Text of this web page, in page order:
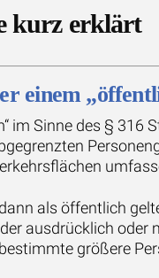
kurz erklärt
einem
im Sinne des § 316
als öffentlich
ausdrücklich
größere